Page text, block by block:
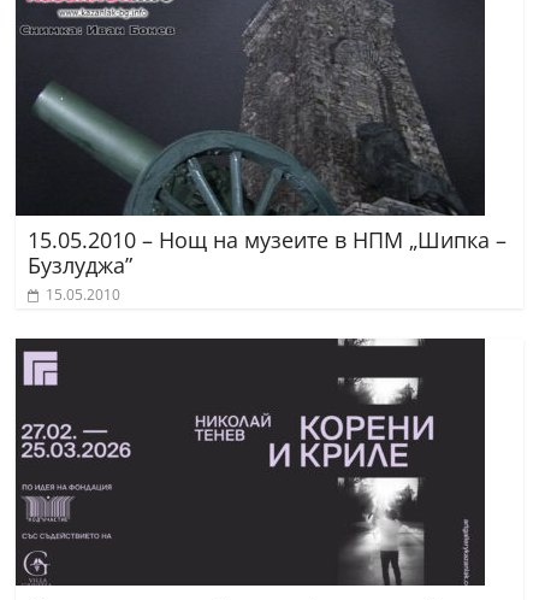
15.05.2010 – Нощ на музеите в НПМ „Шипка –
Бузлуджа”
15.05.2010